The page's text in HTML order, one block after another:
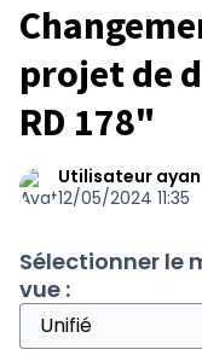
projet de
RD 178"
Utilisateur
12/05/2024 11:35
Sélectionner le
vue :